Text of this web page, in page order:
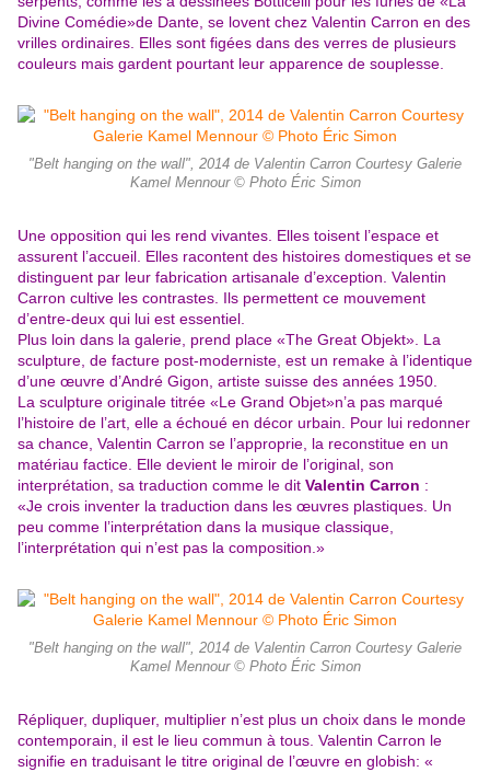
Divine Comédie»de Dante, se lovent chez Valentin Carron en des
vrilles ordinaires. Elles sont figées dans des verres de plusieurs
couleurs mais gardent pourtant leur apparence de souplesse.
"Belt hanging on the wall", 2014 de Valentin Carron Courtesy Galerie
Kamel Mennour © Photo Éric Simon
Une opposition qui les rend vivantes. Elles toisent l’espace et
assurent l’accueil. Elles racontent des histoires domestiques et se
distinguent par leur fabrication artisanale d’exception. Valentin
Carron cultive les contrastes. Ils permettent ce mouvement
d’entre-deux qui lui est essentiel.
Plus loin dans la galerie, prend place «The Great Objekt». La
sculpture, de facture post-moderniste, est un remake à l’identique
d’une œuvre d’André Gigon, artiste suisse des années 1950.
La sculpture originale titrée «Le Grand Objet»n’a pas marqué
l’histoire de l’art, elle a échoué en décor urbain. Pour lui redonner
sa chance, Valentin Carron se l’approprie, la reconstitue en un
matériau factice. Elle devient le miroir de l’original, son
interprétation, sa traduction comme le dit Valentin Carron :
«Je crois inventer la traduction dans les œuvres plastiques. Un
peu comme l’interprétation dans la musique classique,
l’interprétation qui n’est pas la composition.»
"Belt hanging on the wall", 2014 de Valentin Carron Courtesy Galerie
Kamel Mennour © Photo Éric Simon
Répliquer, dupliquer, multiplier n’est plus un choix dans le monde
contemporain, il est le lieu commun à tous. Valentin Carron le
signifie en traduisant le titre original de l’œuvre en globish: «